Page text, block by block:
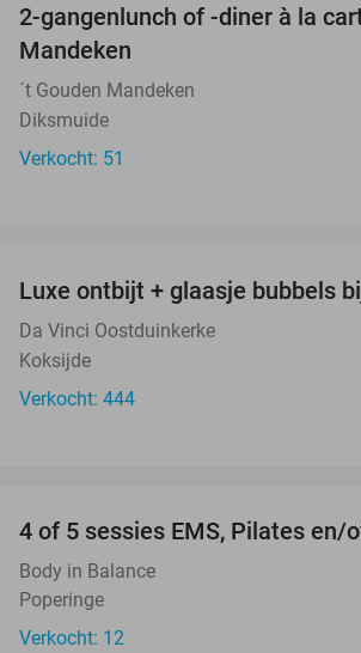
2-gangenlunch of -diner à la
Mandeken
´t Gouden Mandeken
Diksmuide
Verkocht: 51
Luxe ontbijt + glaasje bubbels
Da Vinci Oostduinkerke
Koksijde
Verkocht: 444
4 of 5 sessies EMS, Pilates en/
Body in Balance
Poperinge
Verkocht: 12